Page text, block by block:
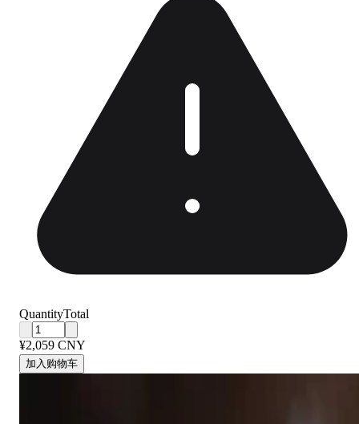
QuantityTotal
¥2,059 CNY
加入购物车